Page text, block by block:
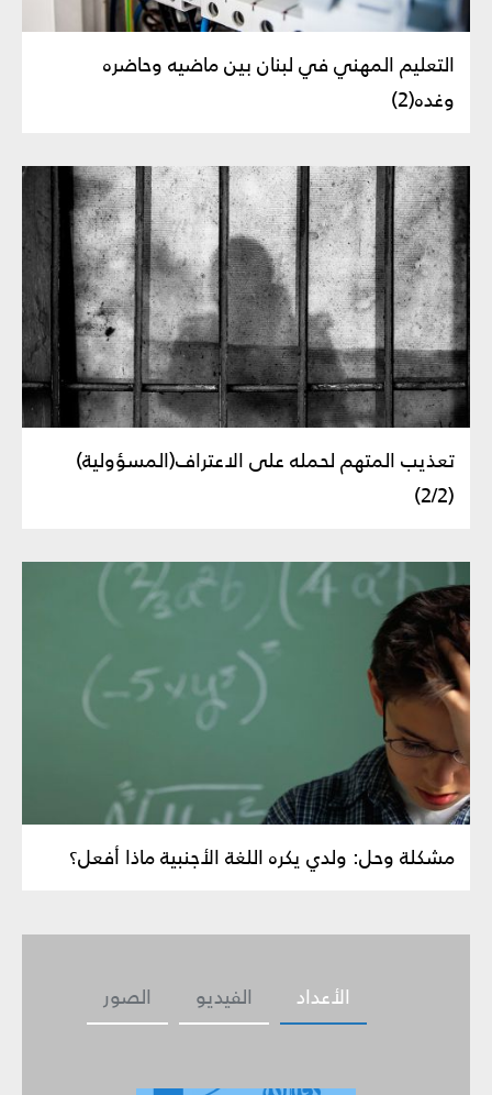
التعليم المهني في لبنان بين ماضيه وحاضره
وغده(2)
تعذيب المتهم لحمله على الاعتراف(المسؤولية)
(2/2)
مشكلة وحل: ولدي يكره اللغة الأجنبية ماذا أفعل؟
الصور الفيديو الأعداد